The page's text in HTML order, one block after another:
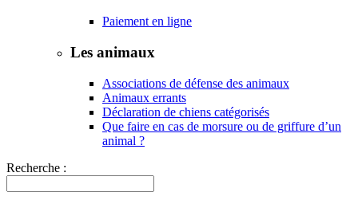
Paiement en ligne
Les animaux
Associations de défense des animaux
Animaux errants
Déclaration de chiens catégorisés
Que faire en cas de morsure ou de griffure d’un
animal ?
Recherche :